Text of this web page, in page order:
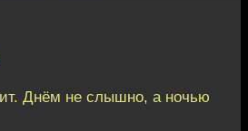
Днём не слышно, а ночью